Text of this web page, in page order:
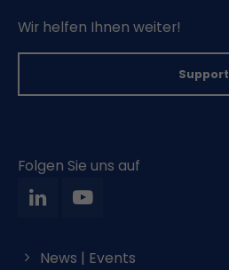
Wir helfen Ihnen weiter!
Support
Folgen Sie uns auf
News | Events